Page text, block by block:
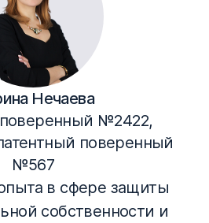
Нечаева
№2422,
поверенный
№567
в сфере защиты
собственности и